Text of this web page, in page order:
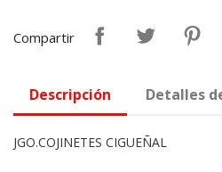
Compartir
Descripción Detalles
JGO.COJINETES CIGUEÑAL